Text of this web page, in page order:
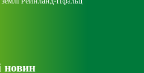
новин